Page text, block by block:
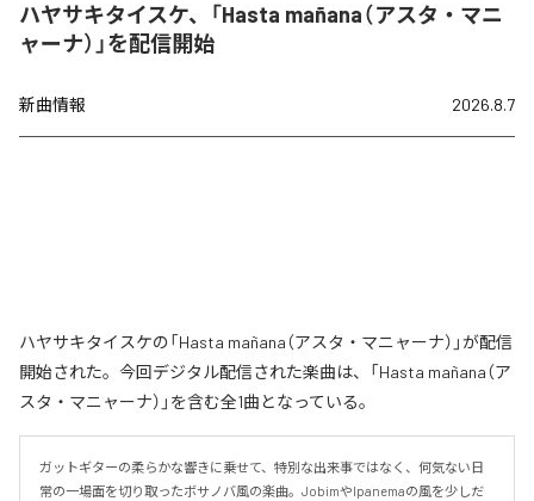
ハヤサキタイスケ、「Hasta mañana（アスタ・マニ
ャーナ）」を配信開始
新曲情報 2026.8.7
ハヤサキタイスケの「Hasta mañana（アスタ・マニャーナ）」が配信
開始された。今回デジタル配信された楽曲は、「Hasta mañana（ア
スタ・マニャーナ）」を含む全1曲となっている。
ガットギターの柔らかな響きに乗せて、特別な出来事ではなく、何気ない日
常の一場面を切り取ったボサノバ風の楽曲。JobimやIpanemaの風を少しだ